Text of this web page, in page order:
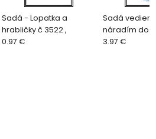
Sadá - Lopatka a
hrabličky č 3522 ,
0.97 €
Sadá
náradím do
49582 ,
3.97 €